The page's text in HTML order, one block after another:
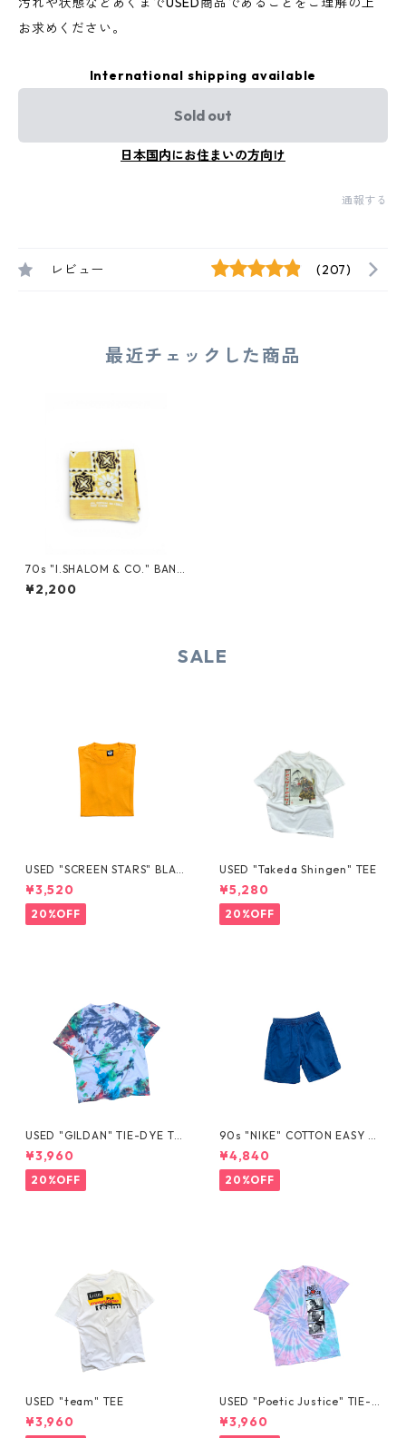
お求めください。
International shipping available
Sold out
日本国内にお住まいの方向け
通報する
レビュー (207)
最近チェックした商品
70s "I.SHALOM & CO." BAND
ANA
¥2,200
SALE
USED "SCREEN STARS" BLAN
K TEE
¥3,520
20%OFF
USED "Takeda Shingen" TEE
¥5,280
20%OFF
USED "GILDAN" TIE-DYE TE
E
¥3,960
20%OFF
90s "NIKE" COTTON EASY S
HORTS
¥4,840
20%OFF
USED "team" TEE
¥3,960
USED "Poetic Justice" TIE-D
YE TEE
¥3,960